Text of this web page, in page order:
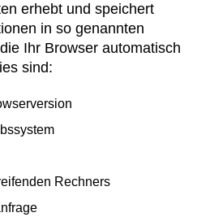
erhebt und speichert
in so genannten
Ihr Browser automatisch
sind:
Rechners